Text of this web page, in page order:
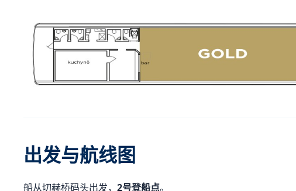
出发与航线图
船从切赫桥码头出发， 2号登船点。